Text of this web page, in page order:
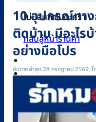
ไม่มีสินค้าในตะกร้า
กลับสู่หน้าร้านค้า
0
10 อุปกรณ์ทา
ติดบ้าน มีอะไร
อย่างมือโปร
อัปเดตล่าสุด 28 กรกฎาคม 2569